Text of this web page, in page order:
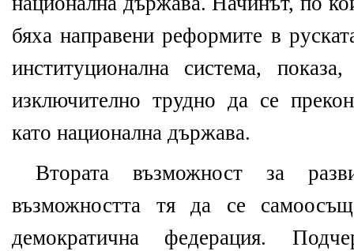
бяха направени реформите в
институционална система,
изключително трудно да се
като национална държава.
Втората възможност за
възможността тя да се
демократична федерация.